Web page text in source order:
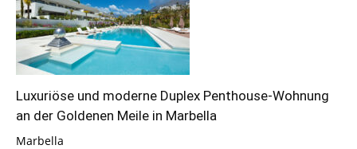
Luxuriöse und moderne Duplex Penthouse-Wohnung
an der Goldenen Meile in Marbella
Marbella